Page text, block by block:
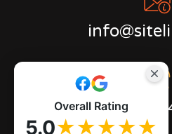
Overall Rating
5.0★★★★★